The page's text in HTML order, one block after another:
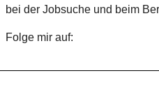
bei der Jobsuche und beim
Folge mir auf: